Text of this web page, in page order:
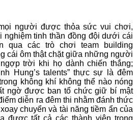
người được thỏa sức vui chơi,
nghiệm tinh thần đồng đội dưới cái
qua các trò chơi team building
cái ôm thật chặt giữa những người
trời khi họ dành chiến thắng;
Hung’s talents” thực sự là đêm
không khí không thể nào nóng
ngờ được ban tổ chức giữ bí mật
diễn ra đêm thi nhằm đánh thức
chuyển và tài năng tiềm ẩn của
được tất cả các thành viên trong